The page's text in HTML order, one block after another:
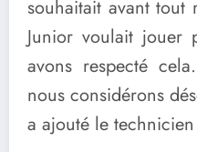
souhaitait avant tout
Junior voulait jouer
avons respecté
nous considérons
a ajouté le